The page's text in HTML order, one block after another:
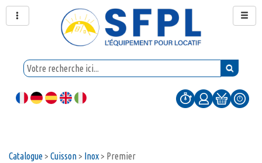
Catalogue> Cuisson> Inox> Premier